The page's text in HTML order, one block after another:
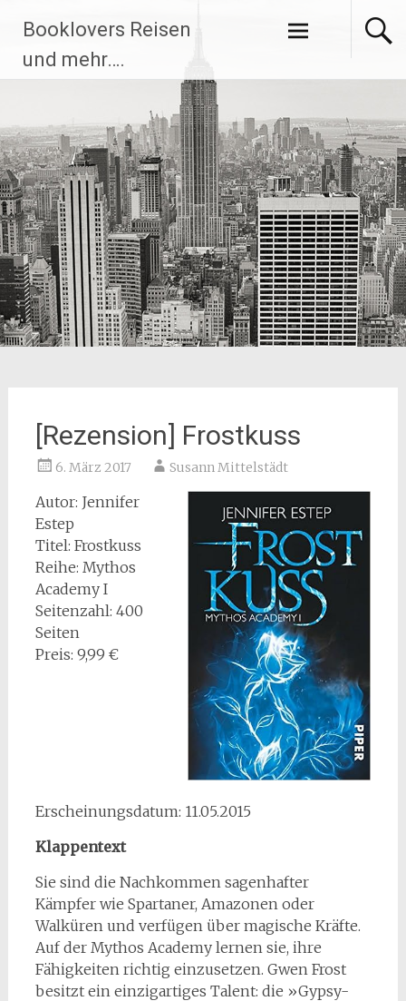
Inhalt
springen
Booklovers Reisen
und mehr….
[Rezension] Frostkuss
6. März 2017 Susann Mittelstädt
Autor: Jennifer
Estep
Titel: Frostkuss
Reihe: Mythos
Academy I
Seitenzahl: 400
Seiten
Preis: 9,99 €
Erscheinungsdatum: 11.05.2015
Klappentext
Sie sind die Nachkommen sagenhafter
Kämpfer wie Spartaner, Amazonen oder
Walküren und verfügen über magische Kräfte.
Auf der Mythos Academy lernen sie, ihre
Fähigkeiten richtig einzusetzen. Gwen Frost
besitzt ein einzigartiges Talent: die »Gypsy-